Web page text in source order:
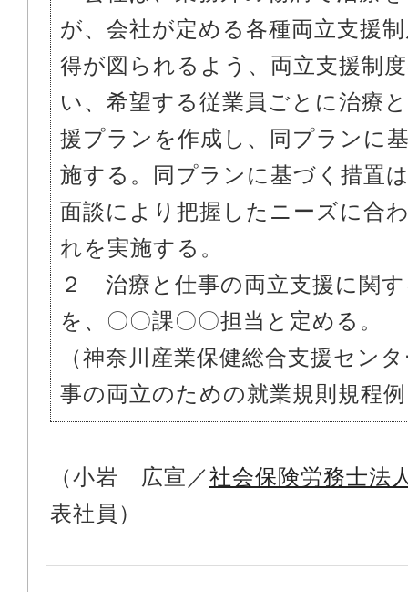
が、会社が定める各種両立支援
得が図られるよう、両立支援制
い、希望する従業員ごとに治療
援プランを作成し、同プランに
施する。同プランに基づく措置
面談により把握したニーズに合
れを実施する。
２ 治療と仕事の両立支援に関
を、〇〇課〇〇担当と定める。
（神奈川産業保健総合支援セン
事の両立のための就業規則規程
（小岩 広宣／社会保険労務士法
表社員）